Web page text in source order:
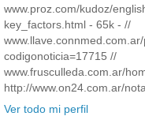
www.proz.com/kudoz/
key_factors.html - 65k - //
codigonoticia=17715 //
www.frusculleda.com.ar/
http://www.on24.com.ar/
Ver todo mi perfil